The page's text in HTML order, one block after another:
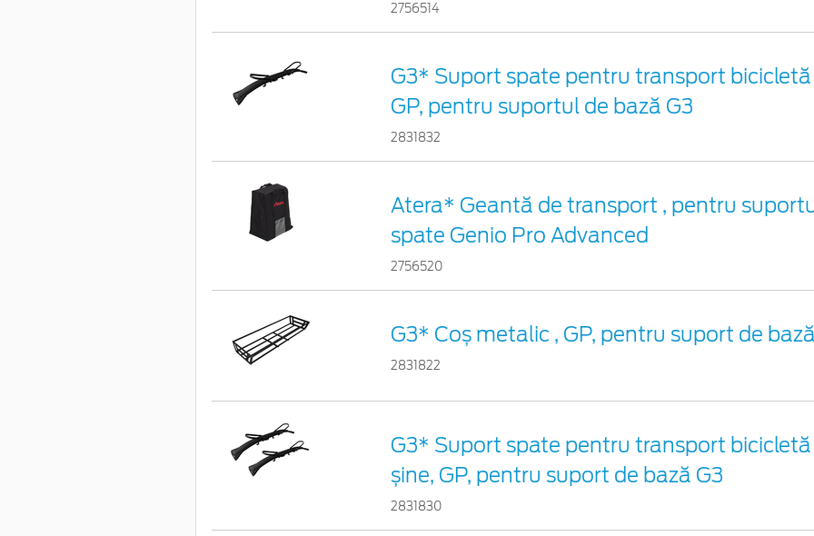
2756514
G3* Suport spate pentru transport bicicletă
GP, pentru suportul de bază G3
2831832
Atera* Geantă de transport , pentru
spate Genio Pro Advanced
2756520
G3* Coș metalic , GP, pentru suport de
2831822
G3* Suport spate pentru transport bicicletă
șine, GP, pentru suport de bază G3
2831830